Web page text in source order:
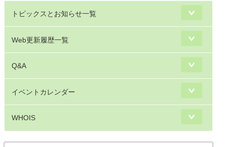
トピックスとお知らせ一覧
Web更新履歴一覧
Q&A
イベントカレンダー
WHOIS